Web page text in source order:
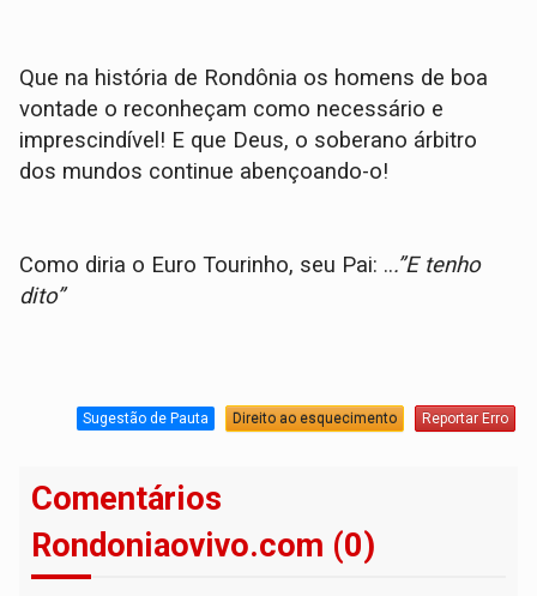
Que na história de Rondônia os homens de boa
vontade o reconheçam como necessário e
imprescindível! E que Deus, o soberano árbitro
dos mundos continue abençoando-o!
Como diria o Euro Tourinho, seu Pai: ...”E tenho
dito”
Sugestão de Pauta Direito ao esquecimento Reportar Erro
Comentários
Rondoniaovivo.com (0)